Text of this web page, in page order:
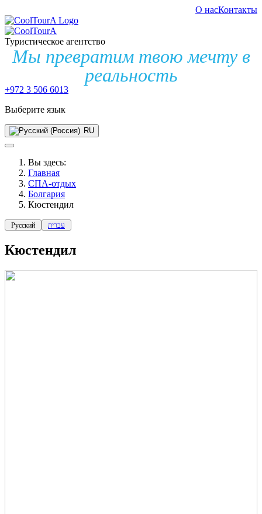
О насКонтакты
Туристическое агентство
Мы превратим твою мечту в
реальность
+972 3 506 6013
Выберите язык
RU
Вы здесь:
Главная
СПА-отдых
Болгария
Кюстендил
Русский עברית
Кюстендил